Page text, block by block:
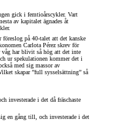
gick i femtioårscykler. Vart
av kapitalet ägnades åt
föreslog på 40-talet att det kanske
Carlota Pérez skrev för
våg har blivit så hög att det inte
ur spekulationen kommer det i
med sig massor av
skapar ”full sysselsättning” så
investerade i det då fräschaste
en gång till, och investerade i det